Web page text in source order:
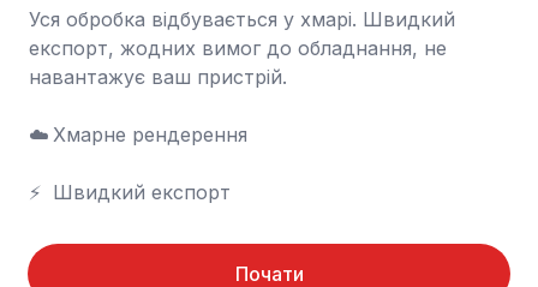
Уся обробка відбувається у хмарі. Швидкий
експорт, жодних вимог до обладнання, не
навантажує ваш пристрій.
☁️	Хмарне рендерення
⚡	Швидкий експорт
Почати